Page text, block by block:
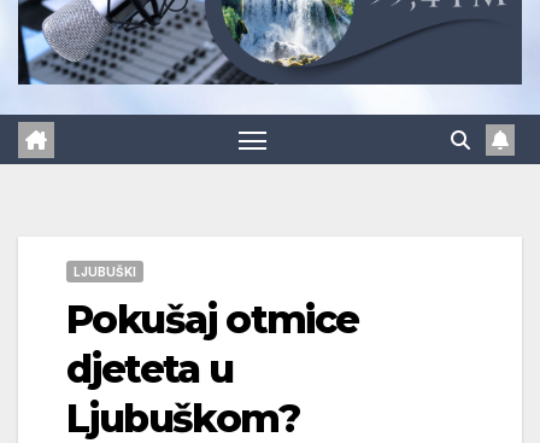
LJUBUŠKI
Pokušaj otmice
djeteta u
Ljubuškom?